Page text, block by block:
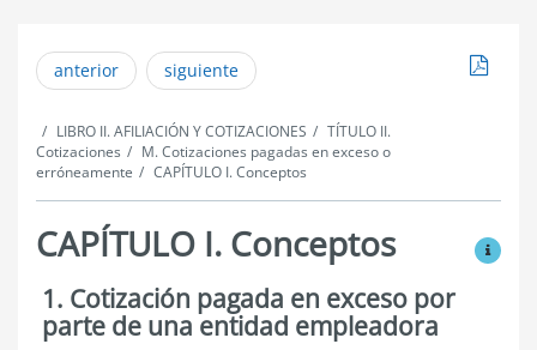
anterior siguiente
LIBRO II. AFILIACIÓN Y COTIZACIONES
TÍTULO II.
Cotizaciones
M. Cotizaciones pagadas en exceso o
erróneamente
CAPÍTULO I. Conceptos
CAPÍTULO I. Conceptos Ver
Conceptos
1. Cotización pagada en exceso por
parte de una entidad empleadora